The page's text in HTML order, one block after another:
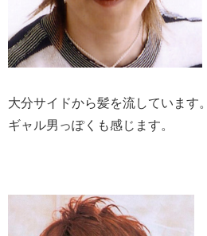
大分サイドから髪を流しています。
ギャル男っぽくも感じます。